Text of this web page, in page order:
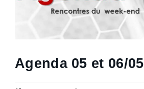
Agenda 05 et 06/05